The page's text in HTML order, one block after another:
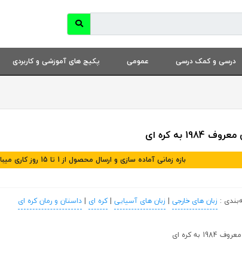
درسی و کمک درسی عمومی پکیج های آموزشی و کاربردی
1984 به کره ای
بازه زمانی آماده سازی و ارسال محصول از 1 تا 15 روز کاری میباشد
: زبان های خارجی | زبان های آسیایی |کره ای |داستان و رمان کره ای
به کره ای